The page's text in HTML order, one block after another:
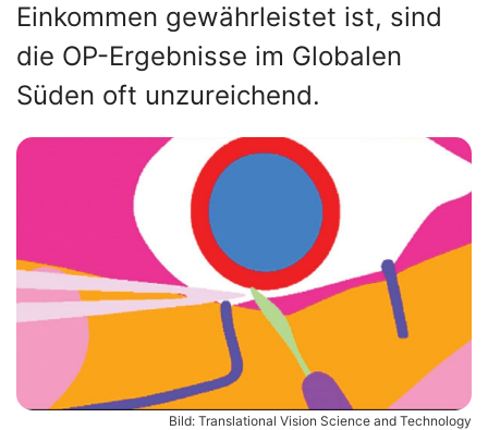
Einkommen gewährleistet ist, sind
die OP-Ergebnisse im Globalen
Süden oft unzureichend.
Bild: Translational Vision Science and Technology